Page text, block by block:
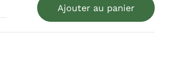
Ajouter au panier